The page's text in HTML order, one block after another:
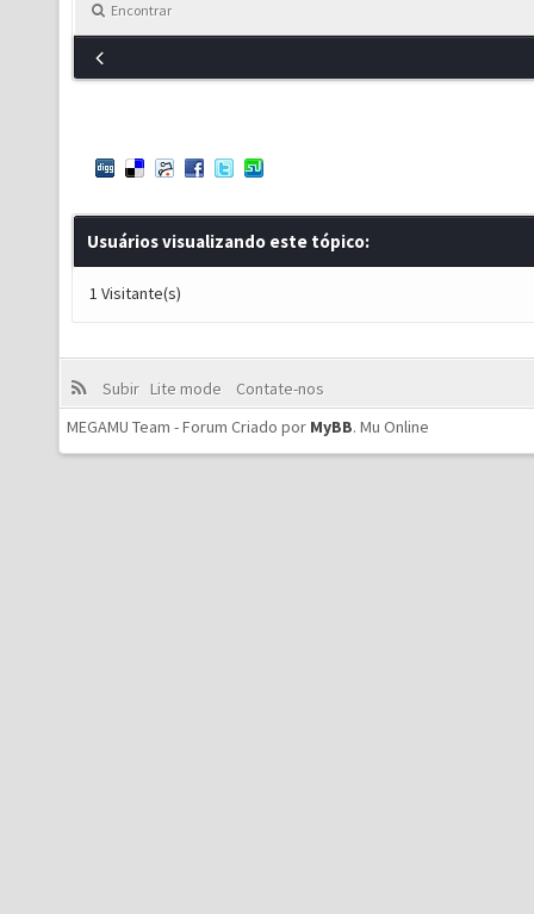
Encontrar
Usuários visualizando este tópico:
1 Visitante(s)
Subir Lite mode
Contate-nos
MEGAMU Team - Forum Criado por MyBB. Mu Online